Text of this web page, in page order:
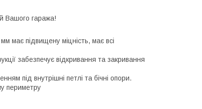
Вашого гаража!
має підвищену міцність, має всі
забезпечує відкривання та закривання
під внутрішні петлі та бічні опори.
периметру